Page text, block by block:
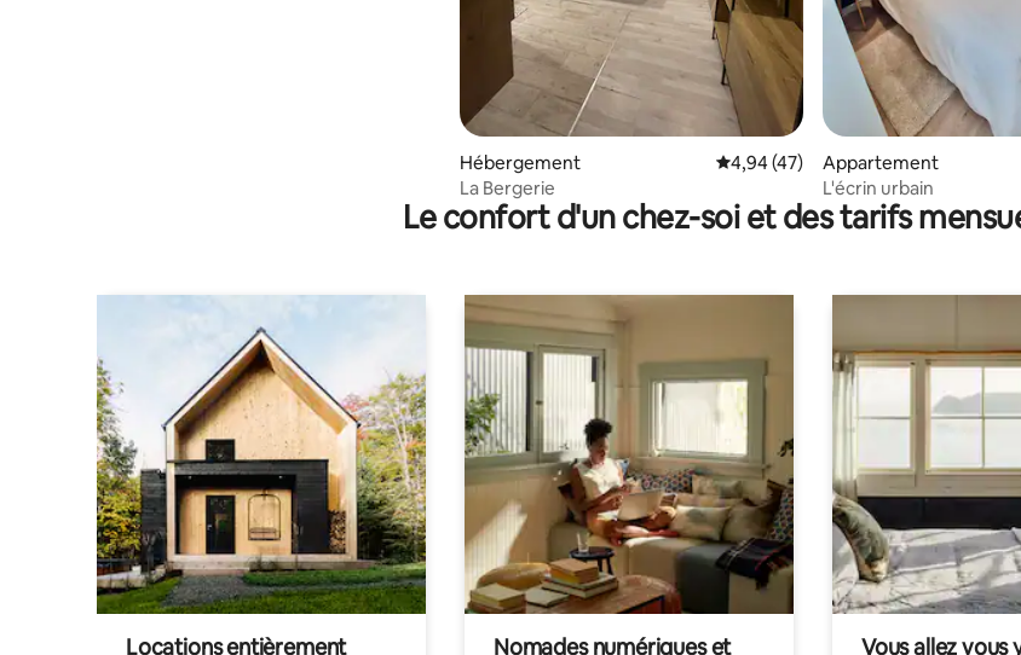
Hébergement Évaluation moyenne sur la base de
4,94 (47)
La Bergerie
Appartement
L'écrin urbain
Le confort d'un chez-soi et des tarifs
Locations entièrement
Nomades numériques et
Vous allez vous